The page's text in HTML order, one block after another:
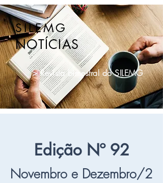
SILEMG
NOTÍCIAS
> Revista bimestral do SILEMG
Edição Nº 92
Novembro e Dezembro/2